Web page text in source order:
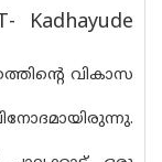
Kadhayude
വികാസ